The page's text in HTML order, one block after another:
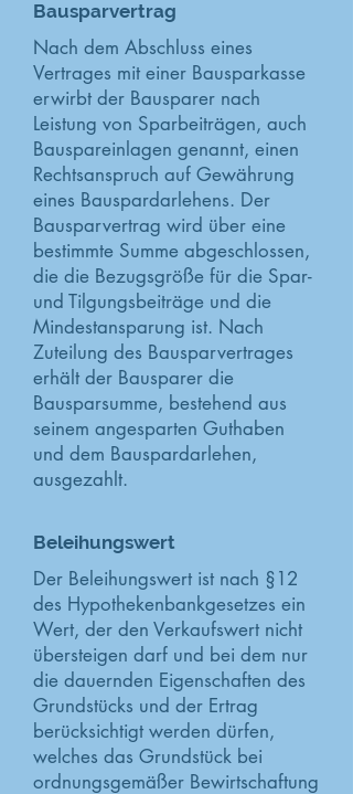
Bausparvertrag
Nach dem Abschluss eines
Vertrages mit einer Bausparkasse
erwirbt der Bausparer nach
Leistung von Sparbeiträgen, auch
Bauspareinlagen genannt, einen
Rechtsanspruch auf Gewährung
eines Bauspardarlehens. Der
Bausparvertrag wird über eine
bestimmte Summe abgeschlossen,
die die Bezugsgröße für die Spar-
und Tilgungsbeiträge und die
Mindestansparung ist. Nach
Zuteilung des Bausparvertrages
erhält der Bausparer die
Bausparsumme, bestehend aus
seinem angesparten Guthaben
und dem Bauspardarlehen,
ausgezahlt.
Beleihungswert
Der Beleihungswert ist nach §12
des Hypothekenbankgesetzes ein
Wert, der den Verkaufswert nicht
übersteigen darf und bei dem nur
die dauernden Eigenschaften des
Grundstücks und der Ertrag
berücksichtigt werden dürfen,
welches das Grundstück bei
ordnungsgemäßer Bewirtschaftung